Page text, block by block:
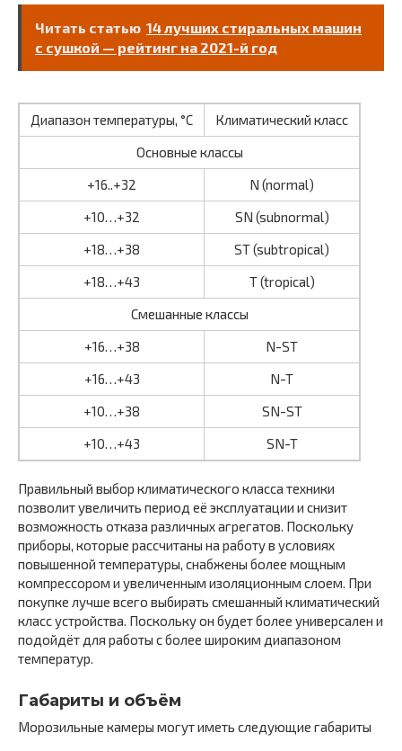
Читать статью 14 лучших стиральных машин
с сушкой — рейтинг на 2021-й год
Диапазон температуры, °С
Климатический класс
Основные классы
+16..+32
N (normal)
+10…+32
SN (subnormal)
+18…+38
ST (subtropical)
+18…+43
T (tropical)
Смешанные классы
+16…+38
N-ST
+16…+43
N-T
+10…+38
SN-ST
+10…+43
SN-T
Правильный выбор климатического класса техники
позволит увеличить период её эксплуатации и снизит
возможность отказа различных агрегатов. Поскольку
приборы, которые рассчитаны на работу в условиях
повышенной температуры, снабжены более мощным
компрессором и увеличенным изоляционным слоем. При
покупке лучше всего выбирать смешанный климатический
класс устройства. Поскольку он будет более универсален и
подойдёт для работы с более широким диапазоном
температур.
Габариты и объём
Морозильные камеры могут иметь следующие габариты